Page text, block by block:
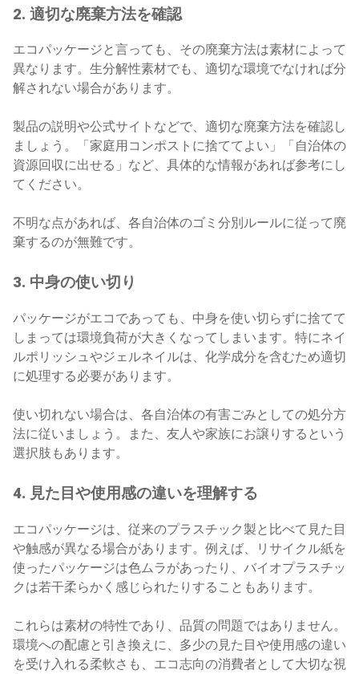
2. 適切な廃棄方法を確認
エコパッケージと言っても、その廃棄方法は素材によって
異なります。生分解性素材でも、適切な環境でなければ分
解されない場合があります。
製品の説明や公式サイトなどで、適切な廃棄方法を確認し
ましょう。「家庭用コンポストに捨ててよい」「自治体の
資源回収に出せる」など、具体的な情報があれば参考にし
てください。
不明な点があれば、各自治体のゴミ分別ルールに従って廃
棄するのが無難です。
3. 中身の使い切り
パッケージがエコであっても、中身を使い切らずに捨てて
しまっては環境負荷が大きくなってしまいます。特にネイ
ルポリッシュやジェルネイルは、化学成分を含むため適切
に処理する必要があります。
使い切れない場合は、各自治体の有害ごみとしての処分方
法に従いましょう。また、友人や家族にお譲りするという
選択肢もあります。
4. 見た目や使用感の違いを理解する
エコパッケージは、従来のプラスチック製と比べて見た目
や触感が異なる場合があります。例えば、リサイクル紙を
使ったパッケージは色ムラがあったり、バイオプラスチッ
クは若干柔らかく感じられたりすることもあります。
これらは素材の特性であり、品質の問題ではありません。
環境への配慮と引き換えに、多少の見た目や使用感の違い
を受け入れる柔軟さも、エコ志向の消費者として大切な視